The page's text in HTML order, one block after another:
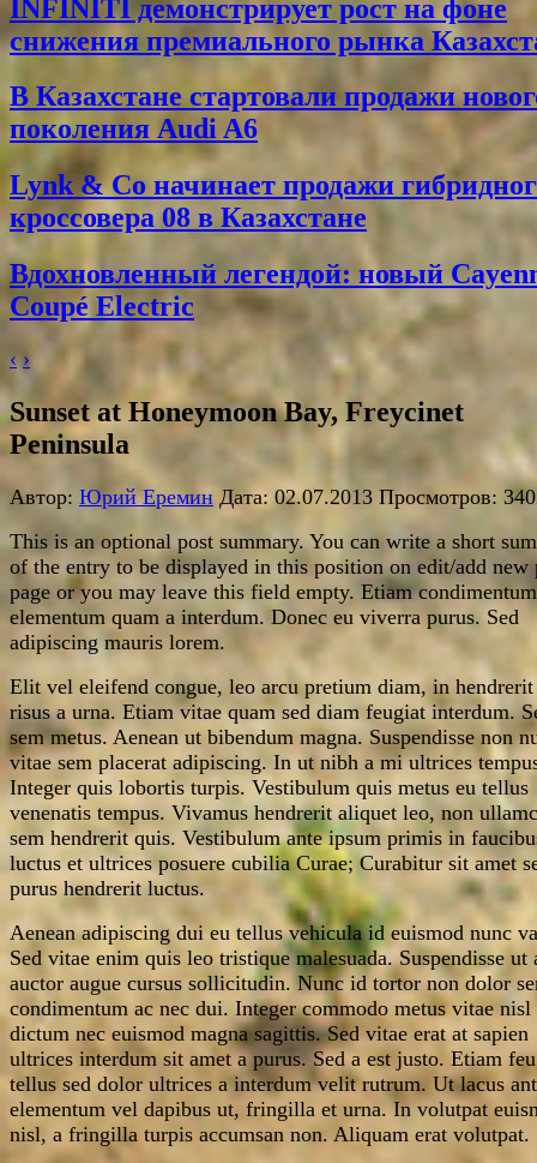
INFINITI демонстрирует рост на фоне
снижения премиального рынка
В Казахстане стартовали продажи
поколения Audi A6
Lynk & Co начинает продажи
кроссовера 08 в Казахстане
Вдохновленный легендой: новый
Coupé Electric
‹ ›
Sunset at Honeymoon Bay, Freycinet
Peninsula
Автор: Юрий Еремин Дата: 02.07.2013 Просмотров:
This is an optional post summary. You can write a short
of the entry to be displayed in this position on edit/add new
page or you may leave this field empty. Etiam condimentum
elementum quam a interdum. Donec eu viverra purus. Sed
adipiscing mauris lorem.
Elit vel eleifend congue, leo arcu pretium diam, in hendrerit
risus a urna. Etiam vitae quam sed diam feugiat interdum.
sem metus. Aenean ut bibendum magna. Suspendisse non
vitae sem placerat adipiscing. In ut nibh a mi ultrices
Integer quis lobortis turpis. Vestibulum quis metus eu tellus
venenatis tempus. Vivamus hendrerit aliquet leo, non
sem hendrerit quis. Vestibulum ante ipsum primis in
luctus et ultrices posuere cubilia Curae; Curabitur sit amet
purus hendrerit luctus.
Aenean adipiscing dui eu tellus vehicula id euismod nunc
Sed vitae enim quis leo tristique malesuada. Suspendisse ut
auctor augue cursus sollicitudin. Nunc id tortor non dolor
condimentum ac nec dui. Integer commodo metus vitae nisl
dictum nec euismod magna sagittis. Sed vitae erat at sapien
ultrices interdum sit amet a purus. Sed a est justo. Etiam
tellus sed dolor ultrices a interdum velit rutrum. Ut lacus
elementum vel dapibus ut, fringilla et urna. In volutpat
nisl, a fringilla turpis accumsan non. Aliquam erat volutpat.